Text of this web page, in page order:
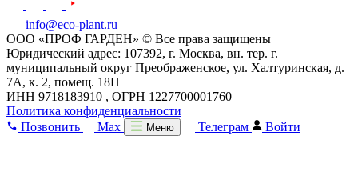
info@eco-plant.ru
ООО «ПРОФ ГАРДЕН» © Все права защищены
Юридический адрес: 107392, г. Москва, вн. тер. г.
муниципальный округ Преображенское, ул. Халтуринская, д.
7А, к. 2, помещ. 18П
ИНН 9718183910 , ОГРН 1227700001760
Политика конфиденциальности
Позвонить
Max Меню Телеграм Войти